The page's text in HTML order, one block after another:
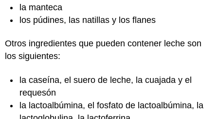
la manteca
los púdines, las natillas y los flanes
Otros ingredientes que pueden contener leche son
los siguientes:
la caseína, el suero de leche, la cuajada y el
requesón
la lactoalbúmina, el fosfato de lactoalbúmina, la